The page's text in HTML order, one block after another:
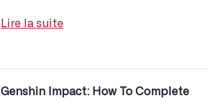
Lire la suite
Genshin Impact: How To Complete